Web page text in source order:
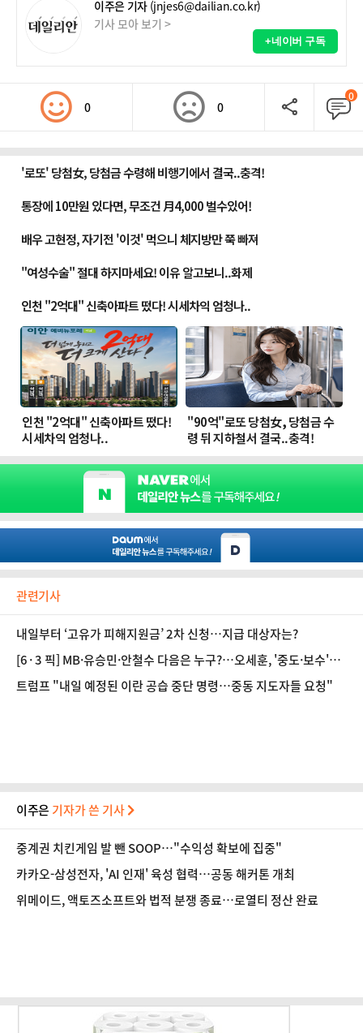
이주은 기자 (jnjes6@dailian.co.kr)
기사 모아 보기 >
+네이버 구독
0 0
0
관련기사
내일부터 ‘고유가 피해지원금’ 2차 신청…지급 대상자는?
[6·3 픽] MB·유승민·안철수 다음은 누구?…오세훈, '중도·보수'
외연 확장 노림수는
트럼프 "내일 예정된 이란 공습 중단 명령…중동 지도자들 요청"
이주은 기자가 쓴 기사
중계권 치킨게임 발 뺀 SOOP…"수익성 확보에 집중"
카카오-삼성전자, 'AI 인재' 육성 협력…공동 해커톤 개최
위메이드, 액토즈소프트와 법적 분쟁 종료…로열티 정산 완료